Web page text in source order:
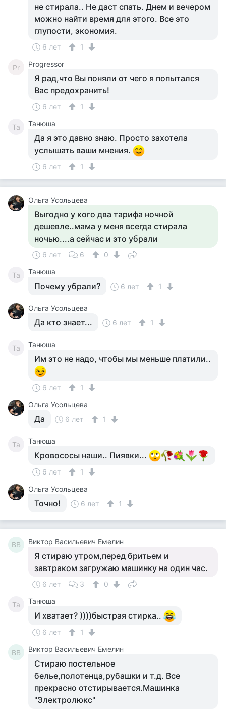
не стирала.. Не даст спать. Днем и вечером
можно найти время для этого. Все это
глупости, экономия.
6 лет 1
Pr Progressor
Я рад,что Вы поняли от чего я попытался
Вас предохранить!
6 лет 1
Та Танюша
Да я это давно знаю. Просто захотела
услышать ваши мнения.
6 лет 1
Ольга Усольцева
Выгодно у кого два тарифа ночной
дешевле..мама у меня всегда стирала
ночью....а сейчас и это убрали
6 лет 6 0
Та Танюша
Почему убрали? 6 лет 1
Ольга Усольцева
Да кто знает... 6 лет 1
Та Танюша
Им это не надо, чтобы мы меньше платили..
6 лет
1
Ольга Усольцева
Да 6 лет 1
Та Танюша
Кровососы наши.. Пиявки...
6 лет
1
Ольга Усольцева
Точно! 6 лет 1
ВВ Виктор Васильевич Емелин
Я стираю утром,перед бритьем и
завтраком загружаю машинку на один час.
6 лет 3 0
Та Танюша
И хватает? ))))быстрая стирка..
6 лет 1
ВВ Виктор Васильевич Емелин
Стираю постельное
белье,полотенца,рубашки и т.д. Все
прекрасно отстирывается.Машинка
"Электролюкс"